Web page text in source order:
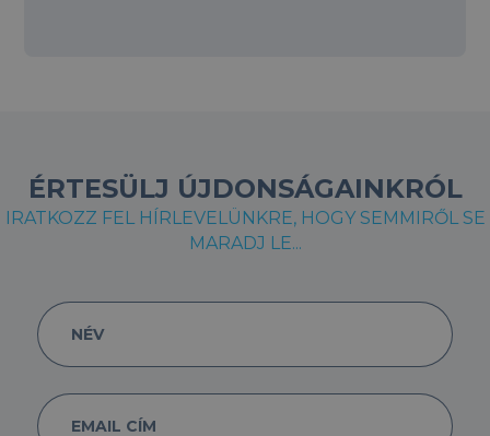
ÉRTESÜLJ ÚJDONSÁGAINKRÓL
IRATKOZZ FEL HÍRLEVELÜNKRE, HOGY SEMMIRŐL SE
MARADJ LE...